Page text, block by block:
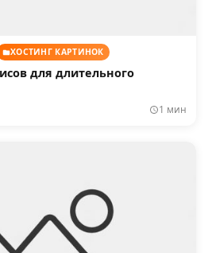
ХОСТИНГ КАРТИНОК
для длительного
1 мин